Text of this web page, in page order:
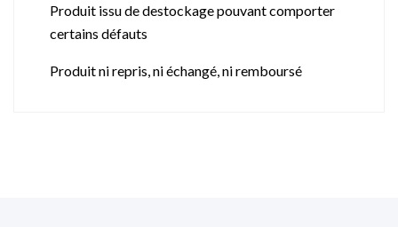
Produit issu de destockage pouvant comporter
certains défauts
Produit ni repris, ni échangé, ni remboursé